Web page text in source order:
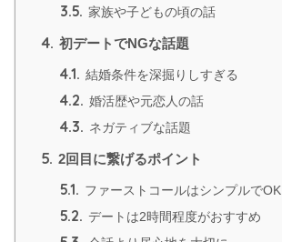
3.5. 家族や子どもの頃の話
4. 初デートでNGな話題
4.1. 結婚条件を深掘りしすぎる
4.2. 婚活歴や元恋人の話
4.3. ネガティブな話題
5. 2回目に繋げるポイント
5.1. ファーストコールはシンプルでOK
5.2. デートは2時間程度がおすすめ